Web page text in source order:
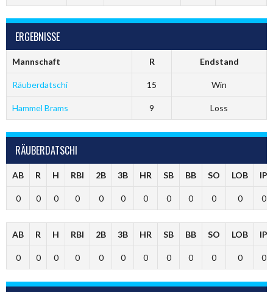
ERGEBNISSE
Mannschaft R Endstand
Räuberdatschi 15 Win
Hammel Brams 9 Loss
RÄUBERDATSCHI
AB R H RBI 2B 3B HR SB BB SO LOB IP
0 0 0 0 0 0 0 0 0 0 0 0
AB R H RBI 2B 3B HR SB BB SO LOB IP
0 0 0 0 0 0 0 0 0 0 0 0